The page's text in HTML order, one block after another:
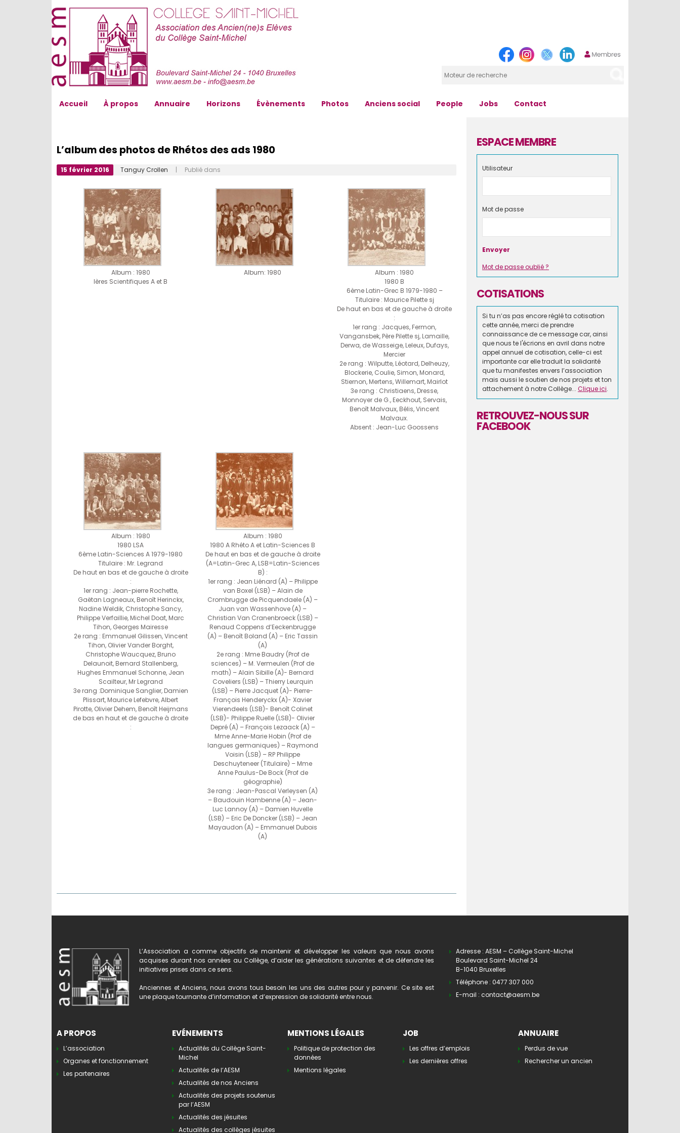
Accueil À propos Annuaire Horizons Évènements Photos Anciens social People Jobs Contact
L’album des photos de Rhétos des ads 1980
15 février 2016 Tanguy Crollen | Publié dans
Album : 1980
Ières Scientifiques A et B
Album: 1980
Album : 1980
1980 B
6ème Latin-Grec B 1979-1980 –
Titulaire : Maurice Pilette sj
De haut en bas et de gauche à droite
:
1er rang : Jacques, Fermon,
Vangansbek, Père Pilette sj, Lamaille,
Derwa, de Wasseige, Leleux, Dufays,
Mercier
2e rang : Wilputte, Léotard, Delheuzy,
Blockerie, Coulie, Simon, Monard,
Stiernon, Mertens, Willemart, Mairlot
3e rang : Christiaens, Dresse,
Monnoyer de G., Eeckhout, Servais,
Benoît Malvaux, Bélis, Vincent
Malvaux.
Absent : Jean-Luc Goossens
Album : 1980
1980 LSA
6ème Latin-Sciences A 1979-1980
Titulaire : Mr. Legrand
De haut en bas et de gauche à droite
:
1er rang : Jean-pierre Rochette,
Gaëtan Lagneaux, Benoît Herinckx,
Nadine Weldik, Christophe Sancy,
Philippe Verfaillie, Michel Doat, Marc
Tihon, Georges Mairesse
2e rang : Emmanuel Gilissen, Vincent
Tihon, Olivier Vander Borght,
Christophe Waucquez, Bruno
Delaunoit, Bernard Stallenberg,
Hughes Emmanuel Schonne, Jean
Scailteur, Mr Legrand
3e rang :Dominique Sanglier, Damien
Plissart, Maurice Lefebvre, Albert
Pirotte, Olivier Dehem, Benoît Heijmans
de bas en haut et de gauche à droite
:
Album : 1980
1980 A Rhéto A et Latin-Sciences B
De haut en bas et de gauche à droite
(A=Latin-Grec A, LSB=Latin-Sciences
B) :
1er rang : Jean Liénard (A) – Philippe
van Boxel (LSB) – Alain de
Crombrugge de Picquendaele (A) –
Juan van Wassenhove (A) –
Christian Van Cranenbroeck (LSB) –
Renaud Coppens d’Eeckenbrugge
(A) – Benoît Boland (A) – Eric Tassin
(A)
2e rang : Mme Baudry (Prof de
sciences) – M. Vermeulen (Prof de
math) – Alain Sibille (A)- Bernard
Coveliers (LSB) – Thierry Leurquin
(LSB) – Pierre Jacquet (A)- Pierre-
François Henderyckx (A)- Xavier
Vierendeels (LSB)- Benoît Colinet
(LSB)- Philippe Ruelle (LSB)- Olivier
Depré (A) – François Lezaack (A) –
Mme Anne-Marie Hobin (Prof de
langues germaniques) – Raymond
Voisin (LSB) – RP Philippe
Deschuyteneer (Titulaire) – Mme
Anne Paulus-De Bock (Prof de
géographie)
3e rang : Jean-Pascal Verleysen (A)
– Baudouin Hambenne (A) – Jean-
Luc Lannoy (A) – Damien Huvelle
(LSB) – Eric De Doncker (LSB) – Jean
Mayaudon (A) – Emmanuel Dubois
(A)
ESPACE MEMBRE
Utilisateur
Mot de passe
Mot de passe oublié ?
COTISATIONS
Si tu n’as pas encore réglé ta cotisation
cette année, merci de prendre
connaissance de ce message car, ainsi
que nous te l'écrions en avril dans notre
appel annuel de cotisation, celle-ci est
importante car elle traduit la solidarité
que tu manifestes envers l’association
mais aussi le soutien de nos projets et ton
attachement à notre Collège... Clique ici.
RETROUVEZ-NOUS SUR
FACEBOOK
L’Association a comme objectifs de maintenir et développer les valeurs que nous avons
acquises durant nos années au Collège, d’aider les générations suivantes et de défendre les
initiatives prises dans ce sens.
Anciennes et Anciens, nous avons tous besoin les uns des autres pour y parvenir. Ce site est
une plaque tournante d’information et d’expression de solidarité entre nous.
Adresse : AESM – Collège Saint-Michel
Boulevard Saint-Michel 24
B-1040 Bruxelles
Téléphone : 0477 307 000
E-mail : contact@aesm.be
A PROPOS
L’association
Organes et fonctionnement
Les partenaires
EVÉNEMENTS
Actualités du Collège Saint-
Michel
Actualités de l’AESM
Actualités de nos Anciens
Actualités des projets soutenus
par l’AESM
Actualités des jésuites
Actualités des collèges jésuites
MENTIONS LÉGALES
Politique de protection des
données
Mentions légales
JOB
Les offres d’emplois
Les dernières offres
ANNUAIRE
Perdus de vue
Rechercher un ancien